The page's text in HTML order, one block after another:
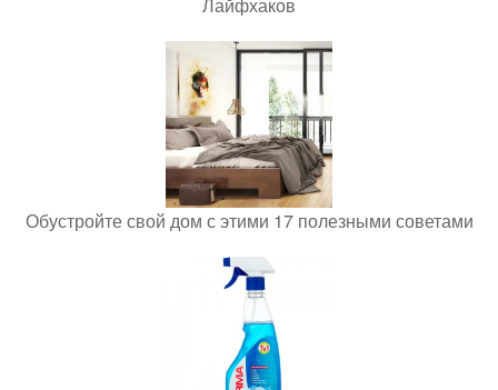
Обустройте свой дом с этими 17 полезными советами